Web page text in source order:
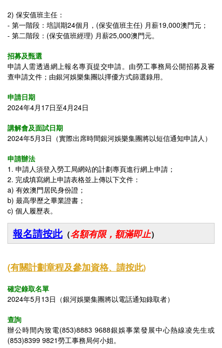
2) 保安值班主任：
- 第一階段： 培訓期24個月，(保安值班主任) 月薪19,000澳門元；
- 第二階段：(保安值班經理) 月薪25,000澳門元。
招募及甄選
申請人需透過網上報名專頁提交申請。由勞工事務局公開招募及審
查申請文件；由銀河娛樂集團以擇優方式篩選錄用。
申請日期
2024年4月17日至4月24日
講解會及面試日期
2024年5月3日（實際出席時間銀河娛樂集團將以短信通知申請人）
申請辦法
1. 申請人須登入勞工局網站的計劃專頁進行網上申請；
2. 完成填寫網上申請表格並上傳以下文件：
a) 有效澳門居民身份證；
b) 最高學歷之畢業證書；
c) 個人履歷表。
報名請按此（名額有限，額滿即止）
(有關計劃章程及參加資格、 請按此)
確定錄取名單
2024年5月13日（銀河娛樂集團將以電話通知錄取者）
查詢
辦公時間內致電(853)8883 9688銀娛事業發展中心熱線凌先生或
(853)8399 9821勞工事務局何小姐 。